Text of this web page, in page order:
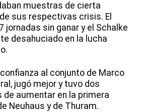
muestras de cierta
sus respectivas crisis. El
jornadas sin ganar y el Schalke
desahuciado en la lucha
al conjunto de Marco
jugó mejor y tuvo dos
de aumentar en la primera
Neuhaus y de Thuram.